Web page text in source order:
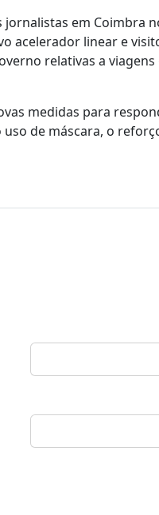
jornalistas em Coimbra
acelerador linear e
relativas a
medidas para
de máscara, o